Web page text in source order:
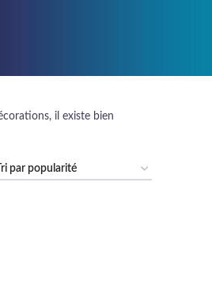
il existe bien